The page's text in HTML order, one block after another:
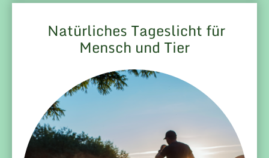
Natürliches Tageslicht für
Mensch und Tier